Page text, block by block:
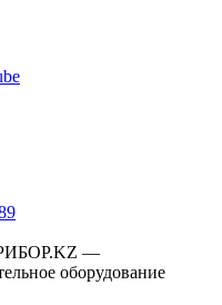
—
оборудование